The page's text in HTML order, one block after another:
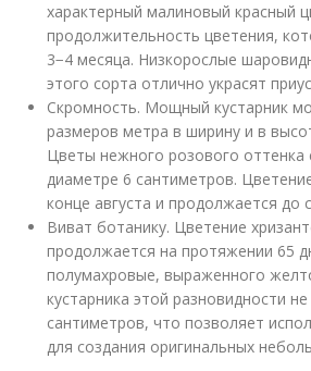
характерный малиновый красный
продолжительность цветения,
3−4 месяца. Низкорослые
этого сорта отлично украсят
Скромность. Мощный кустарник
размеров метра в ширину и в
Цветы нежного розового оттенка
диаметре 6 сантиметров.
конце августа и продолжается до
Виват ботанику. Цветение
продолжается на протяжении 65
полумахровые, выраженного
кустарника этой разновидности
сантиметров, что позволяет
для создания оригинальных